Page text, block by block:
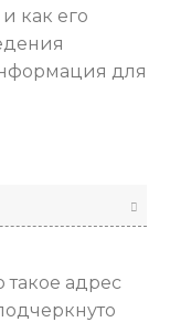
как его
для
такое адрес